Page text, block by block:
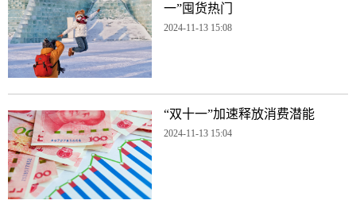
一”囤货热门
2024-11-13 15:08
“双十一”加速释放消费潜能
2024-11-13 15:04